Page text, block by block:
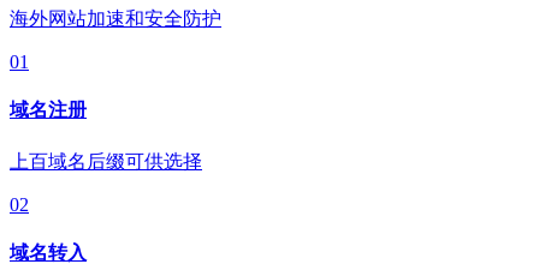
海外网站加速和安全防护
01
域名注册
上百域名后缀可供选择
02
域名转入